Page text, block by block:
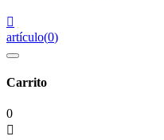

artículo(0)
Carrito
0
